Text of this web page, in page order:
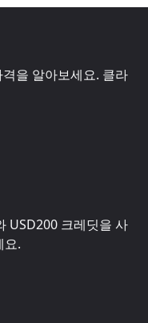
을 알아보세요. 클라
USD200 크레딧을 사
요.